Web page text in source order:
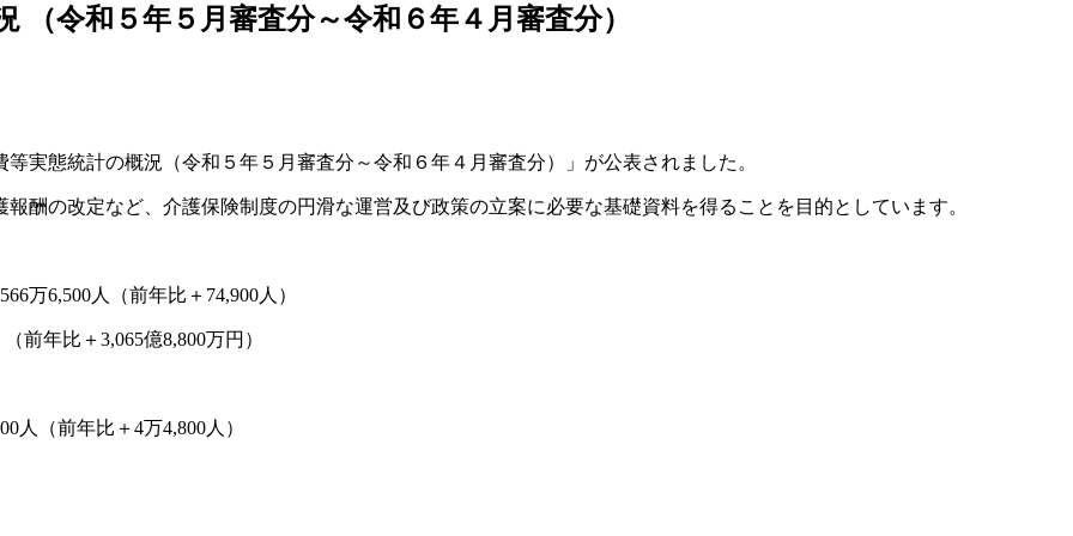
令和５年５月審査分～令和６年４月審査分）
実態統計の概況（令和５年５月審査分～令和６年４月審査分）」が公表されました。
酬の改定など、介護保険制度の円滑な運営及び政策の立案に必要な基礎資料を得ることを目的としています。
万6,500人（前年比＋74,900人）
前年比＋3,065億8,800万円）
人（前年比＋4万4,800人）